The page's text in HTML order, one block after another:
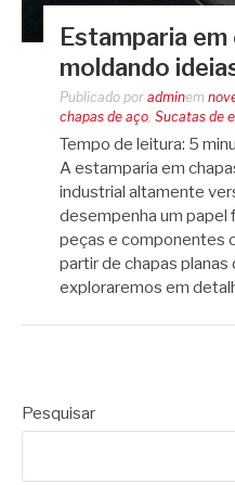
Estamparia em
moldando
Publicado por adminem
chapas de aço, Sucatas de
Tempo de leitura: 5
A estamparia em
industrial altamente
desempenha um papel
peças e componentes
partir de chapas
exploraremos em
Pesquisar